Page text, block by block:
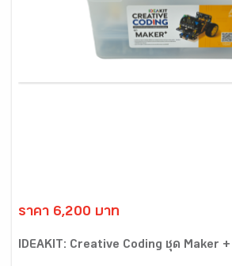
ราคา 6,200 บาท
IDEAKIT: Creative Coding ชุด Maker +